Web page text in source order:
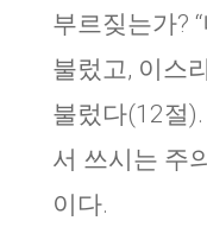
부르짖는가?
불렀고, 이스
불렀다(12절
서 쓰시는 주
이다.